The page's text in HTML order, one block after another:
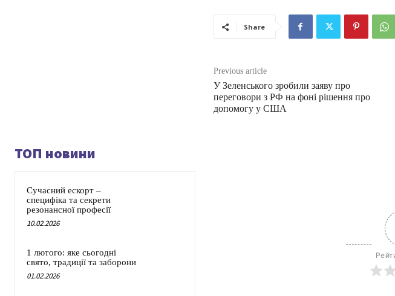
Share
Previous article
У Зеленського зробили заяву про
переговори з РФ на фоні рішення про
допомогу у США
ТОП новини
Сучасний ескорт –
специфіка та секрети
резонансної професії
10.02.2026
1 лютого: яке сьогодні
свято, традиції та заборони
01.02.2026